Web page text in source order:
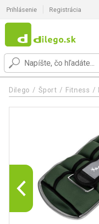
Prihlásenie Registrácia
Dilego Šport Fitness